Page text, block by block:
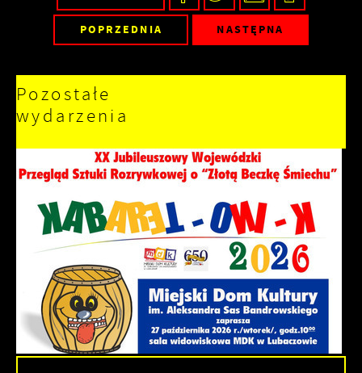
POPRZEDNIA NASTĘPNA
Pozostałe
wydarzenia